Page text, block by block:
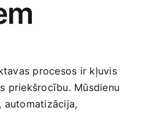
‌procesos ir kļuvis
priekšrocību. Mūsdienu
automatizācija,